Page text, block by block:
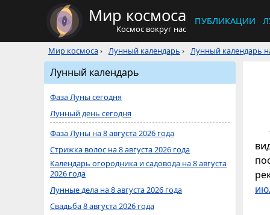
Мир космоса
Космос вокруг нас
ПУБЛИКАЦИИ
Мир космоса› Лунный календарь › Лунный календарь
Лунный календарь
Фаза Луны сегодня
Лунный день сегодня
Фаза Луны на 8 августа 2026 года
Стрижка волос на 8 августа 2026 года
Календарь огородника и садовода на 8 августа
2026 года
Лунные дела на 8 августа 2026 года
Свадьба 8 августа 2026 года